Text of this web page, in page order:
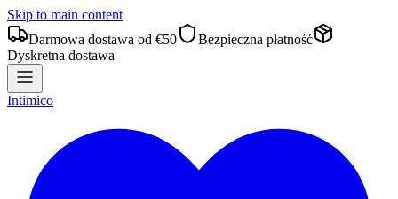
Skip to main content
Darmowa dostawa od €50
Bezpieczna płatność
Dyskretna dostawa
Intimico